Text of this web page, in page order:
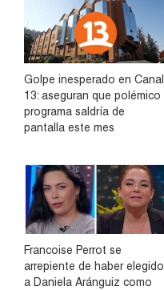
Golpe inesperado en Canal
13: aseguran que polémico
programa saldría de
pantalla este mes
Francoise Perrot se
arrepiente de haber elegido
a Daniela Aránguiz como